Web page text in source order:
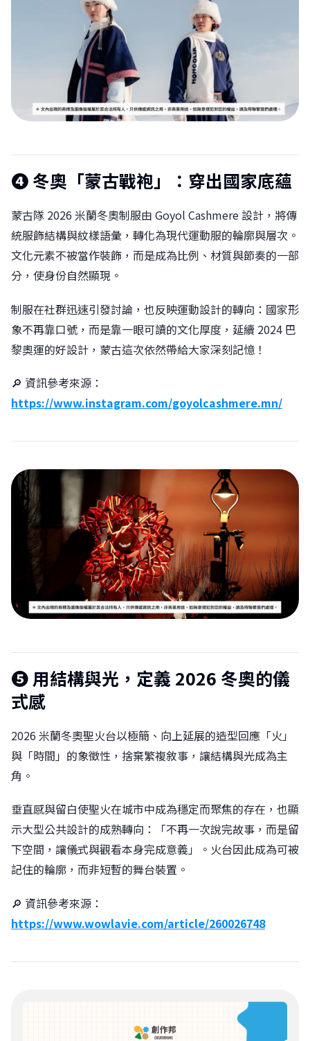
❹冬奧「蒙古戰袍」：穿出國家底蘊
蒙古隊 2026 米蘭冬奧制服由 Goyol Cashmere 設計，將傳
統服飾結構與紋樣語彙，轉化為現代運動服的輪廓與層次。
文化元素不被當作裝飾，而是成為比例、材質與節奏的一部
分，使身份自然顯現。
制服在社群迅速引發討論，也反映運動設計的轉向：國家形
象不再靠口號，而是靠一眼可讀的文化厚度，延續 2024 巴
黎奧運的好設計，蒙古這次依然帶給大家深刻記憶！
🔎 資訊參考來源：
https://www.instagram.com/goyolcashmere.mn/
❺ 用結構與光，定義 2026 冬奧的儀
式感
2026 米蘭冬奧聖火台以極簡、向上延展的造型回應「火」
與「時間」的象徵性，捨棄繁複敘事，讓結構與光成為主
角。
垂直感與留白使聖火在城市中成為穩定而聚焦的存在，也顯
示大型公共設計的成熟轉向：「不再一次說完故事，而是留
下空間，讓儀式與觀看本身完成意義」。火台因此成為可被
記住的輪廓，而非短暫的舞台裝置。
🔎 資訊參考來源：
https://www.wowlavie.com/article/260026748